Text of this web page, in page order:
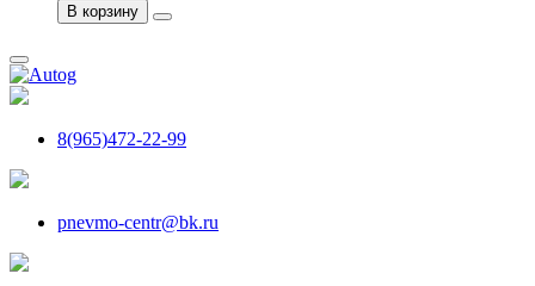
В корзину
8(965)472-22-99
pnevmo-centr@bk.ru